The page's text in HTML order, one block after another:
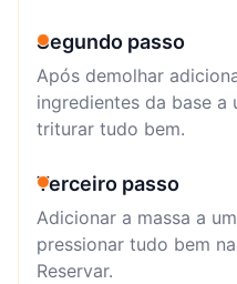
Segundo passo
Após demolhar
ingredientes da base
triturar tudo bem.
Terceiro passo
Adicionar a massa a
pressionar tudo bem
Reservar.